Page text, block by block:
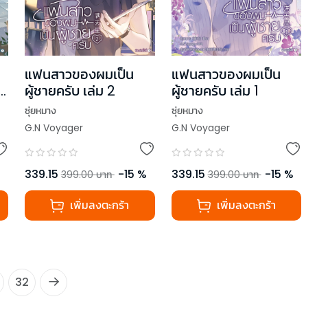
แฟนสาวของผมเป็น
ผู้ชายครับ เล่ม 2
ซุ่ยหมาง
G.N Voyager
339.15 399.00 บาท -15 %
เพิ่มลงตะกร้า
แฟนสาวของผมเป็น
ผู้ชายครับ เล่ม 1
ซุ่ยหมาง
G.N Voyager
339.15 399.00 บาท -15 %
เพิ่มลงตะกร้า
32